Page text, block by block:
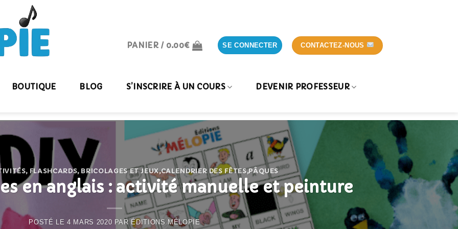
PANIER / 0.00€ SE CONNECTER CONTACTEZ-NOUS
BOUTIQUE BLOG S’INSCRIRE À UN COURS DEVENIR PROFESSEUR
FLASHCARDS, BRICOLAGES ET JEUX,CALENDRIER DES FÊTES,PÂQUES
en anglais : activité manuelle et peinture
POSTÉ LE4 MARS 2020 PAR ÉDITIONS MÉLOPIE